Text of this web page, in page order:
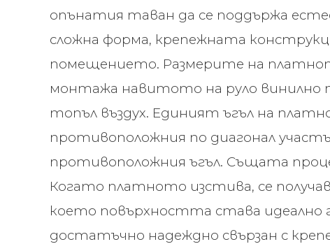
опънатия таван да се поддържа
сложна форма, крепежната
помещението. Размерите на
монтажа навитото на руло винилно
топъл въздух. Единият ъгъл на
противоположния по диагонал
противоположния ъгъл. Същата
Когато платното изстива, се
което повърхността става идеално
достатъчно надеждно свързан с